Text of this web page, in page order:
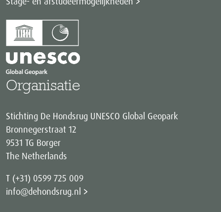
Organisatie
Stichting De Hondsrug UNESCO Global Geopark
Bronnegerstraat 12
9531 TG Borger
The Netherlands
T (+31) 0599 725 009
info@dehondsrug.nl